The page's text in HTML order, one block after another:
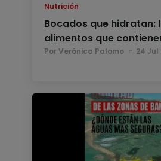
Nutrición
Bocados que hidratan:
alimentos que
Por Verónica Palomo 24 Jul